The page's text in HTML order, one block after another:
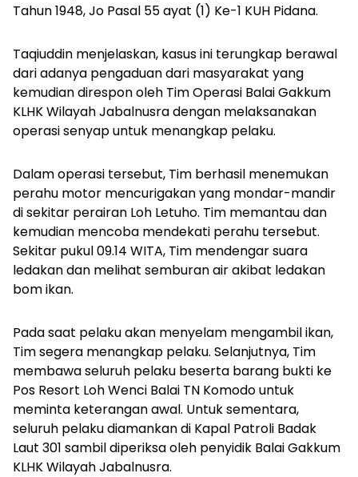
Tahun 1948, Jo Pasal 55 ayat (1) Ke-1 KUH Pidana.
Taqiuddin menjelaskan, kasus ini terungkap berawal
dari adanya pengaduan dari masyarakat yang
kemudian direspon oleh Tim Operasi Balai Gakkum
KLHK Wilayah Jabalnusra dengan melaksanakan
operasi senyap untuk menangkap pelaku.
Dalam operasi tersebut, Tim berhasil menemukan
perahu motor mencurigakan yang mondar-mandir
di sekitar perairan Loh Letuho. Tim memantau dan
kemudian mencoba mendekati perahu tersebut.
Sekitar pukul 09.14 WITA, Tim mendengar suara
ledakan dan melihat semburan air akibat ledakan
bom ikan.
Pada saat pelaku akan menyelam mengambil ikan,
Tim segera menangkap pelaku. Selanjutnya, Tim
membawa seluruh pelaku beserta barang bukti ke
Pos Resort Loh Wenci Balai TN Komodo untuk
meminta keterangan awal. Untuk sementara,
seluruh pelaku diamankan di Kapal Patroli Badak
Laut 301 sambil diperiksa oleh penyidik Balai Gakkum
KLHK Wilayah Jabalnusra.